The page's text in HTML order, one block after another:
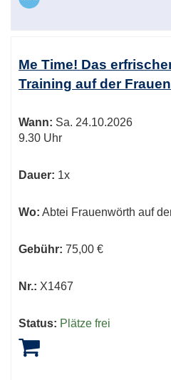
Me Time! Das
Training auf der
Wann: Sa. 24.10.2026
9.30 Uhr
Dauer: 1x
Wo: Abtei Frauenwörth auf
Gebühr: 75,00 €
Nr.: X1467
Status: Plätze frei